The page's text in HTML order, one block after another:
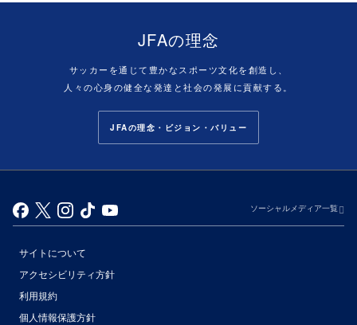
JFAの理念
サッカーを通じて豊かなスポーツ文化を創造し、
人々の心身の健全な発達と社会の発展に貢献する。
JFAの理念・ビジョン・バリュー
ソーシャルメディア一覧
サイトについて
アクセシビリティ方針
利用規約
個人情報保護方針